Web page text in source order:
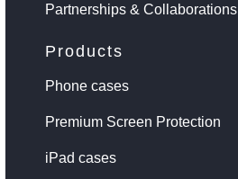
Partnerships & Collaborations
Products
Phone cases
Premium Screen Protection
iPad cases